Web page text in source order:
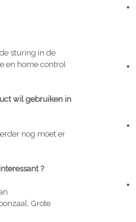
sturing in de
en home control
wil gebruiken in
nog moet er
?
Grote